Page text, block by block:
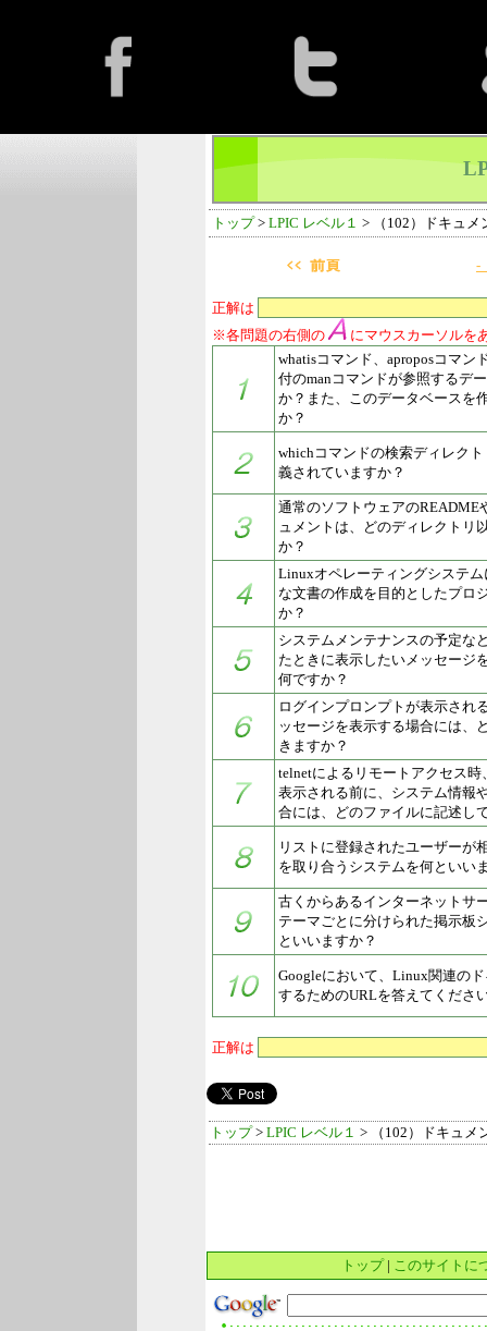
トップ> LPIC レベル１ > （102）ドキュメ
-
正解は
※各問題の右側の
にマウスカーソルを
whatisコマンド、aproposコマン
付のmanコマンドが参照するデ
か？また、このデータベースを
か？
whichコマンドの検索ディレク
義されていますか？
通常のソフトウェアのREADME
ュメントは、どのディレクトリ
か？
Linuxオペレーティングシステ
な文書の作成を目的としたプロ
か？
システムメンテナンスの予定な
たときに表示したいメッセージ
何ですか？
ログインプロンプトが表示され
ッセージを表示する場合には、
きますか？
telnetによるリモートアクセス
表示される前に、システム情報
合には、どのファイルに記述し
リストに登録されたユーザーが
を取り合うシステムを何といい
古くからあるインターネットサ
テーマごとに分けられた掲示板
といいますか？
Googleにおいて、Linux関連の
するためのURLを答えてくださ
正解は
トップ> LPIC レベル１ > （102）ドキュメ
トップ| このサイトに